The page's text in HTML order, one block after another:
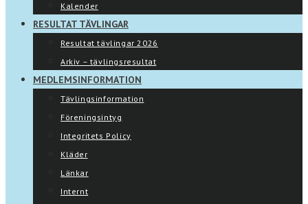
Kalender
RESULTAT TÄVLINGAR
Resultat tävlingar 2026
Arkiv – tävlingsresultat
MEDLEMSINFORMATION
Tävlingsinformation
Föreningsintyg
Integritets Policy
Kläder
Länkar
Internt